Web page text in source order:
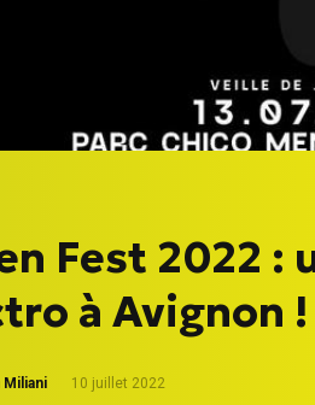
Fest 2022 :
à Avignon !
Miliani 10 juillet 2022